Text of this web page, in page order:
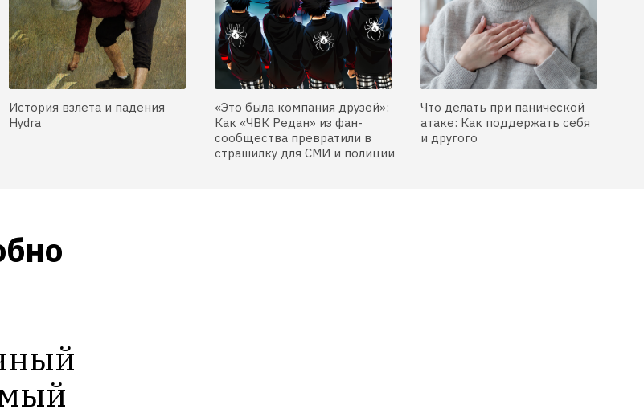
История взлета и падения
Hydra
«Это была компания друзей»:
Как «ЧВК Редан» из фан-
сообщества превратили в
страшилку для СМИ и полиции
Что делать при панической
атаке: Как поддержать себя
и другого